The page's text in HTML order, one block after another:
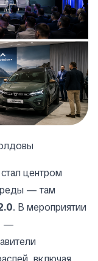
центром
— там
. В мероприятии
—